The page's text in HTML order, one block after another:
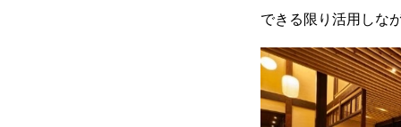
できる限り活用しな